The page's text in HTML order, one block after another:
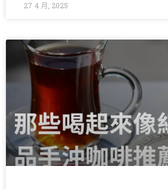
27 4 月, 2025